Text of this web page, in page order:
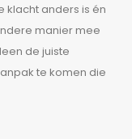
klacht anders is én
manier mee
de juiste
te komen die